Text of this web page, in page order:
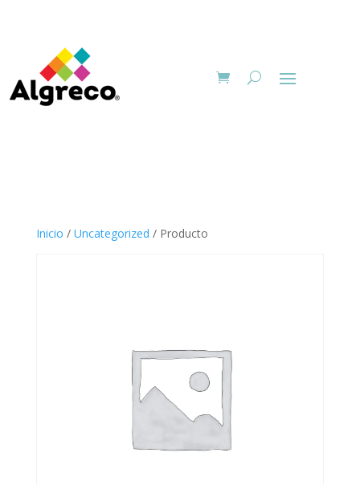
Inicio / Uncategorized / Producto